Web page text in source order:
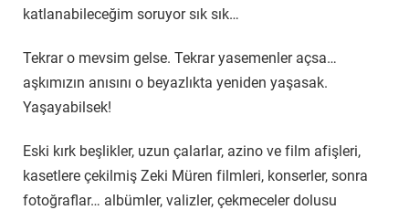
katlanabileceğim soruyor sık sık…
Tekrar o mevsim gelse. Tekrar yasemenler açsa…
aşkımızın anısını o beyazlıkta yeniden yaşasak.
Yaşayabilsek!
Eski kırk beşlikler, uzun çalarlar, azino ve film afişleri,
kasetlere çekilmiş Zeki Müren filmleri, konserler, sonra
fotoğraflar… albümler, valizler, çekmeceler dolusu